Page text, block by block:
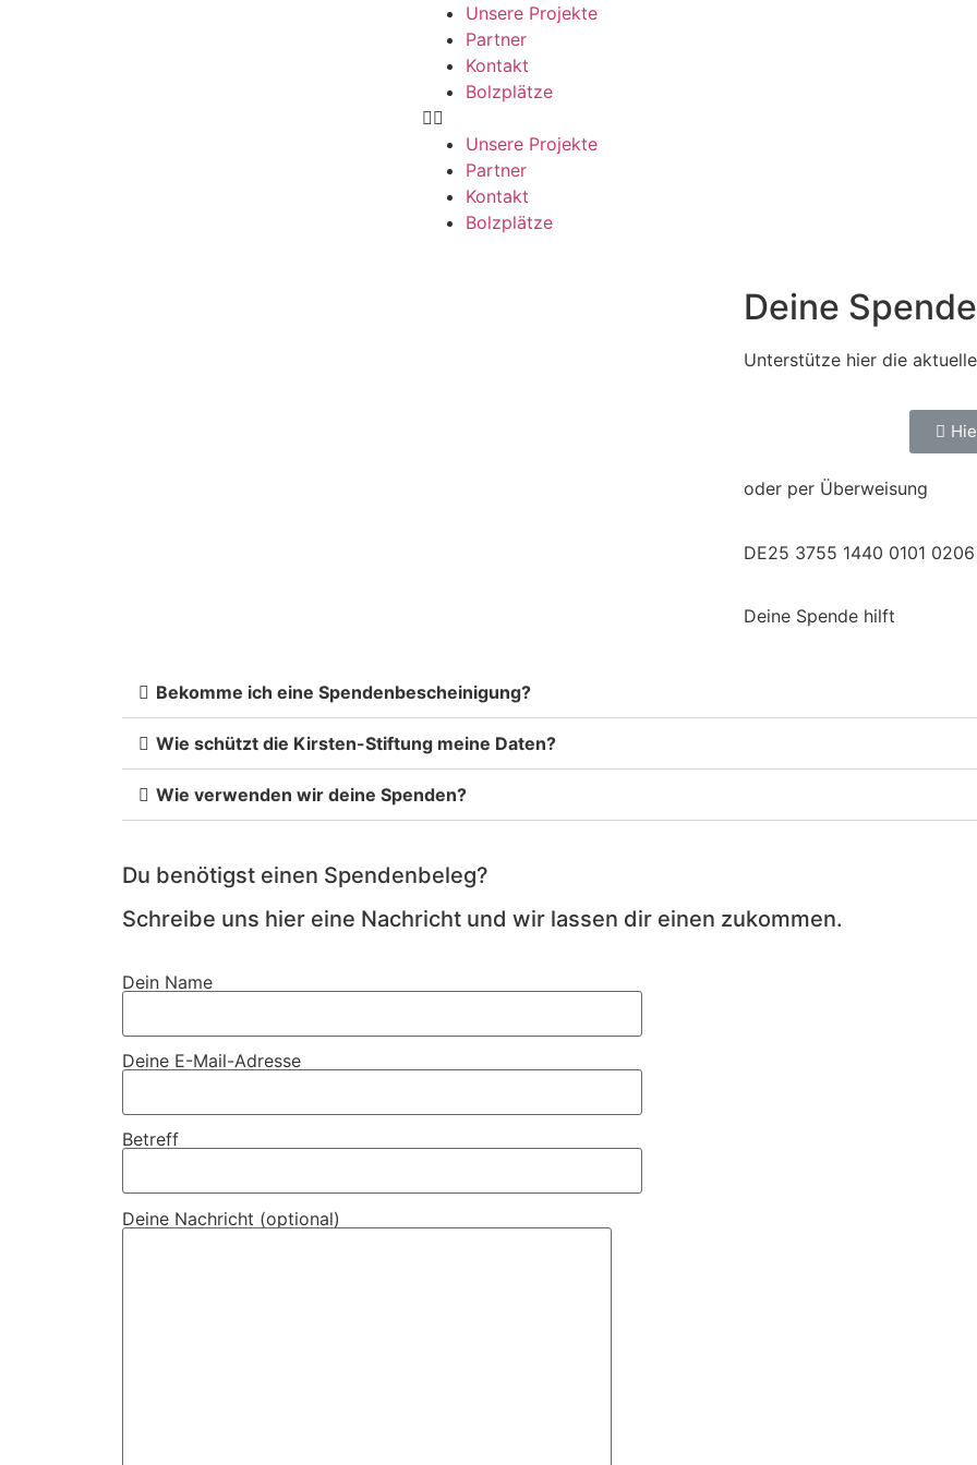
Unsere Projekte
Partner
Kontakt
Bolzplätze
Unsere Projekte
Partner
Kontakt
Bolzplätze
Deine
Unterstütze hier die
oder per Überweisung
DE25 3755 1440 0101
Deine Spende hilft
Bekomme ich eine Spendenbescheinigung?
Wie schützt die Kirsten-Stiftung meine Daten?
Wie verwenden wir deine Spenden?
Du benötigst einen Spendenbeleg?
Schreibe uns hier eine Nachricht und wir lassen dir einen zukommen.
Dein Name
Deine E-Mail-Adresse
Betreff
Deine Nachricht (optional)